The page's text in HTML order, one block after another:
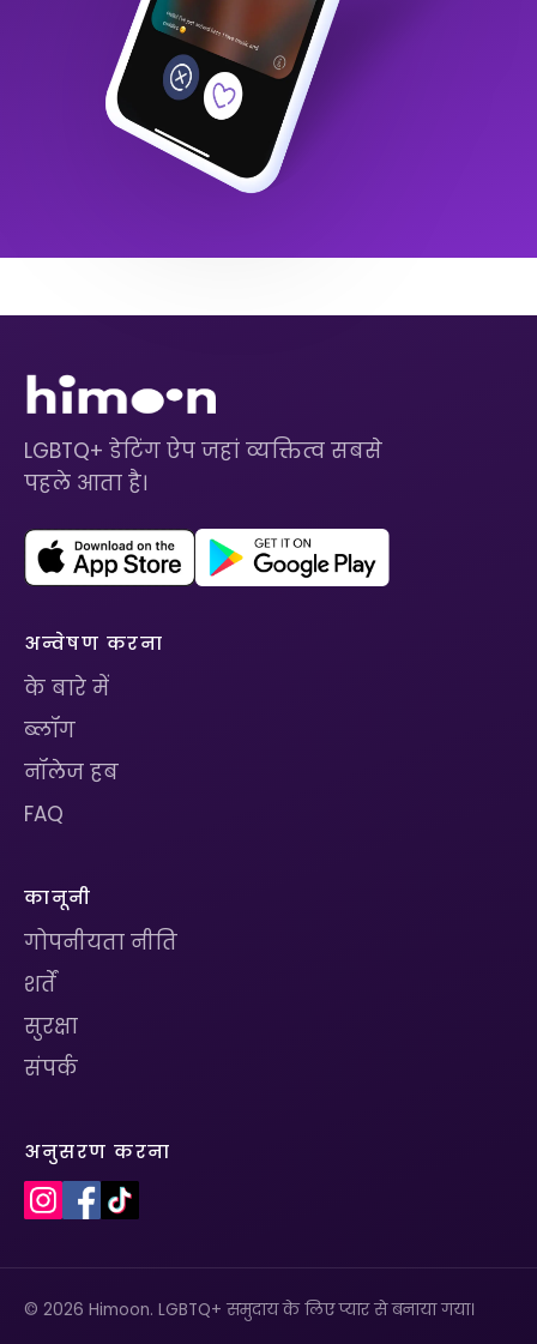
LGBTQ+ डेटिंग ऐप जहां व्यक्तित्व सबसे
पहले आता है।
अन्वेषण करना
के बारे में
ब्लॉग
नॉलेज हब
FAQ
कानूनी
गोपनीयता नीति
शर्तें
सुरक्षा
संपर्क
अनुसरण करना
© 2026 Himoon. LGBTQ+ समुदाय के लिए प्यार से बनाया गया।